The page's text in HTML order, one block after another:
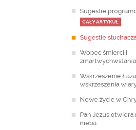
Sugestie
CAŁY ARTYKUŁ
Sugestie
Wobec śmierci i
zmartwychwstania
Wskrzeszenie
wskrzeszenia
Nowe życie w
Pan Jezus
nieba